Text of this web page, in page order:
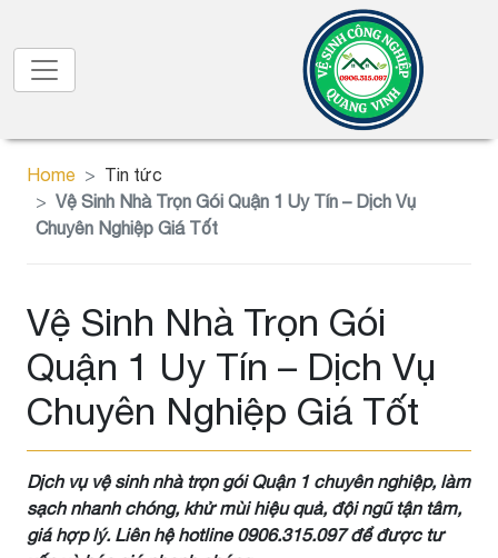
Home
Tin tức
Vệ Sinh Nhà Trọn Gói Quận 1 Uy Tín – Dịch Vụ
Chuyên Nghiệp Giá Tốt
Vệ Sinh Nhà Trọn Gói
Quận 1 Uy Tín – Dịch Vụ
Chuyên Nghiệp Giá Tốt
Dịch vụ vệ sinh nhà trọn gói Quận 1 chuyên nghiệp, làm
sạch nhanh chóng, khử mùi hiệu quả, đội ngũ tận tâm,
giá hợp lý. Liên hệ hotline 0906.315.097 để được tư